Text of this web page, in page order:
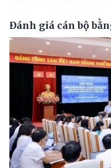
Đánh giá cán bộ